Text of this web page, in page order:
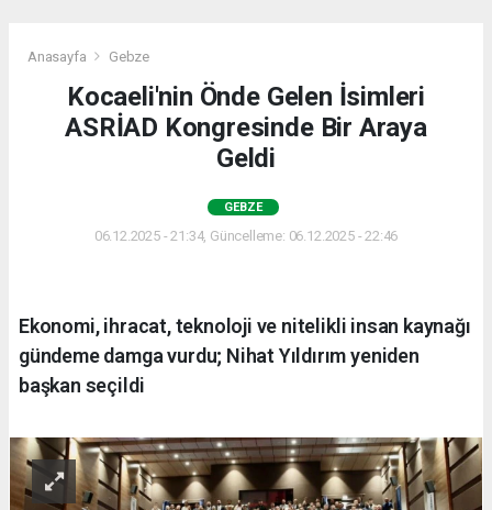
Anasayfa Gebze
Kocaeli'nin Önde Gelen İsimleri
ASRİAD Kongresinde Bir Araya
Geldi
GEBZE
06.12.2025 - 21:34, Güncelleme: 06.12.2025 - 22:46
Ekonomi, ihracat, teknoloji ve nitelikli insan kaynağı
gündeme damga vurdu; Nihat Yıldırım yeniden
başkan seçildi